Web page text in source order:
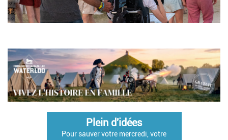
Plein d'idées
Pour sauver votre mercredi, votre